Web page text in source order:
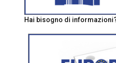
Hai bisogno di